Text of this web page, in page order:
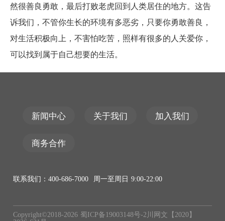
然很善良勇敢，最后打败老虎回到人类居住的地方。这告
诉我们，不管你生长的环境有多恶劣，只要你勇敢善良，
对生活积极向上，不害怕吃苦，照样有很多的人关爱你，
可以找到属于自己想要的生活。
新闻中心 关于我们 加入我们
商务合作
联系我们：400-686-7000 周一至周日 9:00-22:00
Copyright©2018-2026 蜀ICP备19003148号-2 川网文【2020】